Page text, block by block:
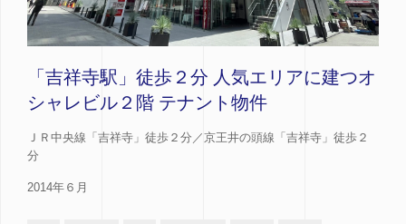
「吉祥寺駅」徒歩２分 人気エリアに建つオ
シャレビル２階 テナント物件
ＪＲ中央線「吉祥寺」徒歩２分／京王井の頭線「吉祥寺」徒歩２
分
2014年６月